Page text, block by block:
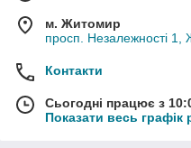
м. Житомир
просп. Незалежності 1,
Контакти
Сьогодні працює з
Показати весь графік